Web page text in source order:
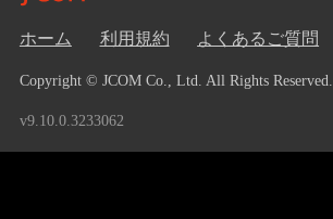
ホーム 利用規約 よくあるご質問
Copyright © JCOM Co., Ltd. All Rights Reserved.
v9.10.0.3233062